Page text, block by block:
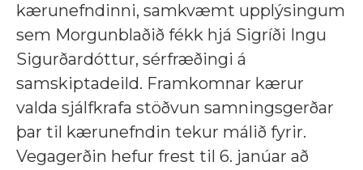
kærunefndinni, samkvæmt upplýsingum
sem Morgunblaðið fékk hjá Sigríði Ingu
Sigurðardóttur, sérfræðingi á
samskiptadeild. Framkomnar kærur
valda sjálfkrafa stöðvun samningsgerðar
þar til kærunefndin tekur málið fyrir.
Vegagerðin hefur frest til 6. janúar að